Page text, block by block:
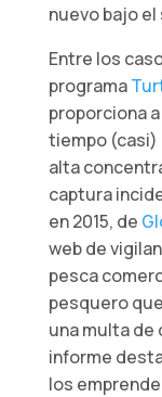
nuevo bajo
Entre los
programa
proporciona
tiempo (casi)
alta
captura
en 2015, de
web de
pesca
pesquero
una multa de
informe
los